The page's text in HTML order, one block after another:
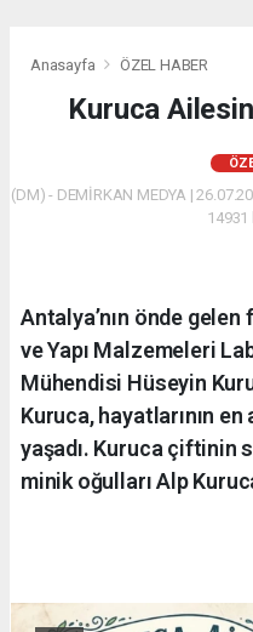
Anasayfa ÖZEL HABER
Kuruca
(DM) - DEMİRKAN MEDYA |
Antalya’nın önde
ve Yapı Malzemeleri
Mühendisi Hüseyin
Kuruca, hayatlarının
yaşadı. Kuruca çiftinin
minik oğulları Alp